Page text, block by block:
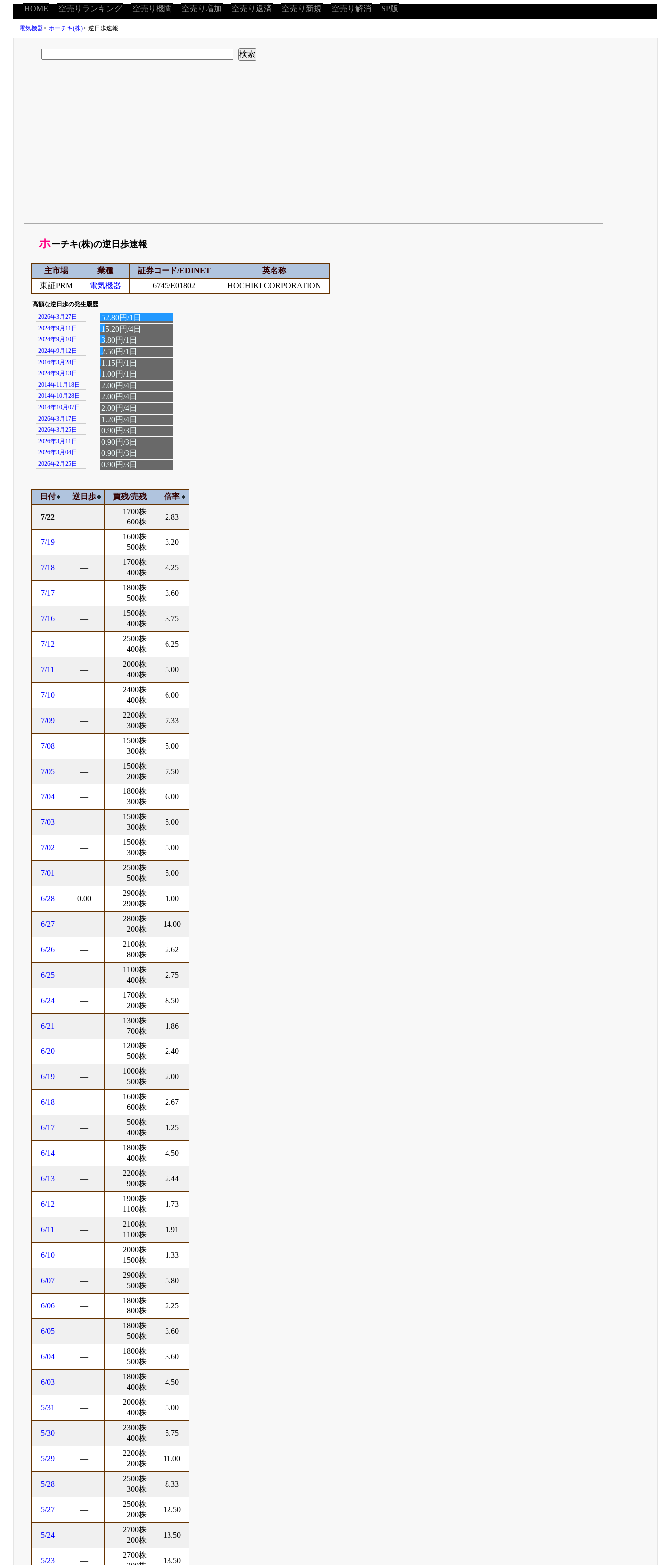
HOME 空売りランキング 空売り機関 空売り増加 空売り返済 空売り新規 空売り解消 SP版
電気機器> ホーチキ(株)> 逆日歩速報
ホーチキ(株)の逆日歩速報
主市場 業種 証券コード/EDINET
英名称
東証PRM
電気機器 6745/E01802 HOCHIKI CORPORATION
高額な逆日歩の発生履歴
2026年3月27日
52.80円/1日
2024年9月11日 15.20円/4日
2024年9月10日 3.80円/1日
2024年9月12日 2.50円/1日
2016年3月28日 1.15円/1日
2024年9月13日 1.00円/1日
2014年11月18日 2.00円/4日
2014年10月28日 2.00円/4日
2014年10月07日 2.00円/4日
2026年3月17日 1.20円/4日
2026年3月25日 0.90円/3日
2026年3月11日 0.90円/3日
2026年3月04日 0.90円/3日
2026年2月25日 0.90円/3日
日付 逆日歩 買残/売残 倍率
7/22 ―
1700株
600株
2.83
7/19 ―
1600株
500株
3.20
7/18 ―
1700株
400株
4.25
7/17 ―
1800株
500株
3.60
7/16 ―
1500株
400株
3.75
7/12 ―
2500株
400株
6.25
7/11 ―
2000株
400株
5.00
7/10 ―
2400株
400株
6.00
7/09 ―
2200株
300株
7.33
7/08 ―
1500株
300株
5.00
7/05 ―
1500株
200株
7.50
7/04 ―
1800株
300株
6.00
7/03 ―
1500株
300株
5.00
7/02 ―
1500株
300株
5.00
7/01 ―
2500株
500株
5.00
6/28 0.00
2900株
2900株
1.00
6/27 ―
2800株
200株
14.00
6/26 ―
2100株
800株
2.62
6/25 ―
1100株
400株
2.75
6/24 ―
1700株
200株
8.50
6/21 ―
1300株
700株
1.86
6/20 ―
1200株
500株
2.40
6/19 ―
1000株
500株
2.00
6/18 ―
1600株
600株
2.67
6/17 ―
500株
400株
1.25
6/14 ―
1800株
400株
4.50
6/13 ―
2200株
900株
2.44
6/12 ―
1900株
1100株
1.73
6/11 ―
2100株
1100株
1.91
6/10 ―
2000株
1500株
1.33
6/07 ―
2900株
500株
5.80
6/06 ―
1800株
800株
2.25
6/05 ―
1800株
500株
3.60
6/04 ―
1800株
500株
3.60
6/03 ―
1800株
400株
4.50
5/31 ―
2000株
400株
5.00
5/30 ―
2300株
400株
5.75
5/29 ―
2200株
200株
11.00
5/28 ―
2500株
300株
8.33
5/27 ―
2500株
200株
12.50
5/24 ―
2700株
200株
13.50
5/23 ―
2700株
13.50